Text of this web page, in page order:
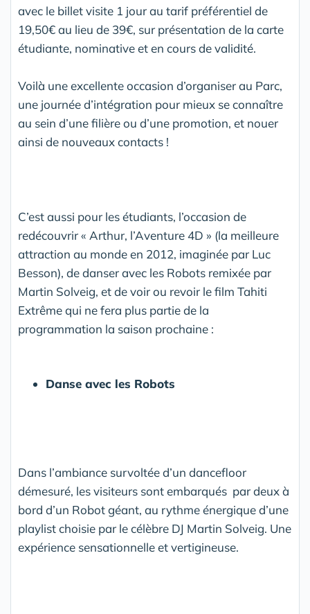
avec le billet visite 1 jour au tarif préférentiel de
19,50€ au lieu de 39€, sur présentation de la carte
étudiante, nominative et en cours de validité.
Voilà une excellente occasion d’organiser au Parc,
une journée d’intégration pour mieux se connaître
au sein d’une filière ou d’une promotion, et nouer
ainsi de nouveaux contacts !
C’est aussi pour les étudiants, l’occasion de
redécouvrir « Arthur, l’Aventure 4D » (la meilleure
attraction au monde en 2012, imaginée par Luc
Besson), de danser avec les Robots remixée par
Martin Solveig, et de voir ou revoir le film Tahiti
Extrême qui ne fera plus partie de la
programmation la saison prochaine :
Danse avec les Robots
Dans l’ambiance survoltée d’un dancefloor
démesuré, les visiteurs sont embarqués par deux à
bord d’un Robot géant, au rythme énergique d’une
playlist choisie par le célèbre DJ Martin Solveig. Une
expérience sensationnelle et vertigineuse.